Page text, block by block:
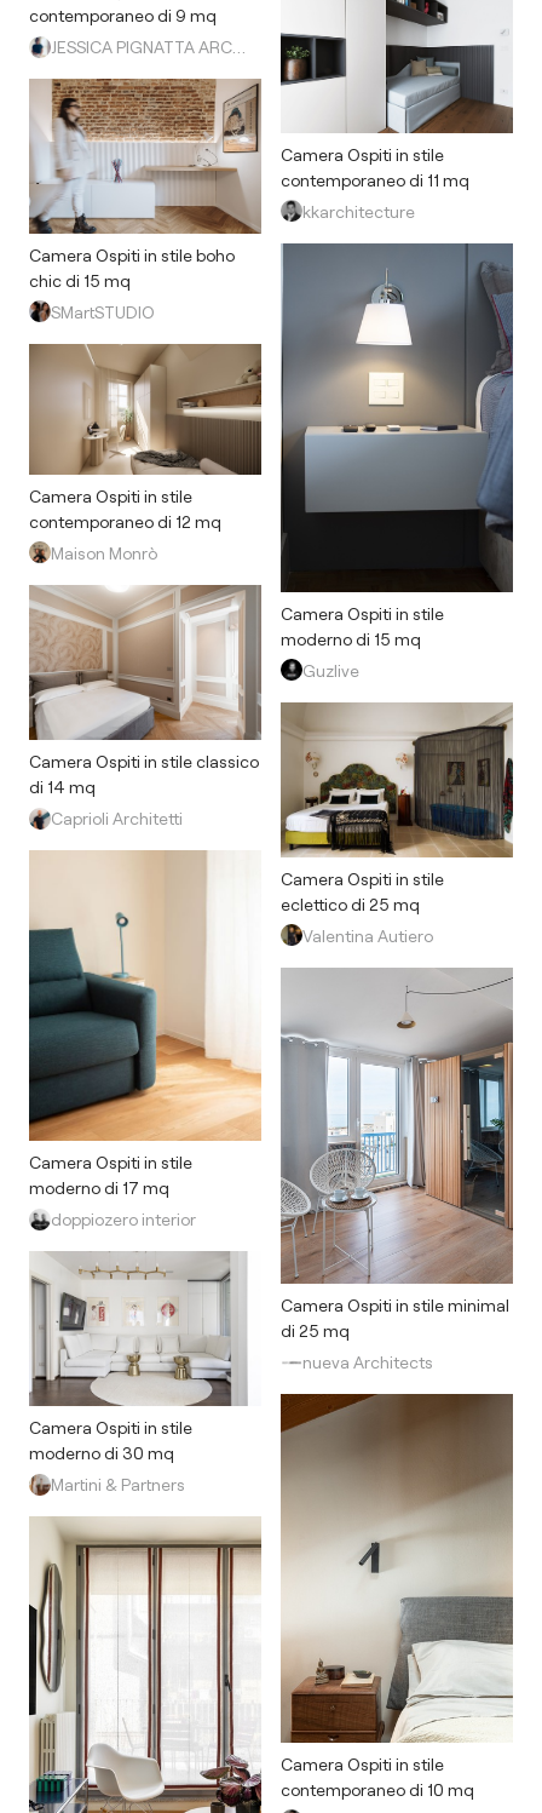
contemporaneo di 9 mq
Camera Ospiti in stile boho
chic di 15 mq
SMartSTUDIO
Camera Ospiti in stile
contemporaneo di 12 mq
Maison Monrò
Camera Ospiti in stile classico
di 14 mq
Caprioli Architetti
Camera Ospiti in stile
moderno di 17 mq
doppiozero interior
Camera Ospiti in stile
moderno di 30 mq
Martini & Partners
Camera Ospiti in stile
contemporaneo di 11 mq
kkarchitecture
Camera Ospiti in stile
moderno di 15 mq
Guzlive
Camera Ospiti in stile
eclettico di 25 mq
Valentina Autiero
Camera Ospiti in stile minimal
di 25 mq
nueva Architects
Camera Ospiti in stile
contemporaneo di 10 mq